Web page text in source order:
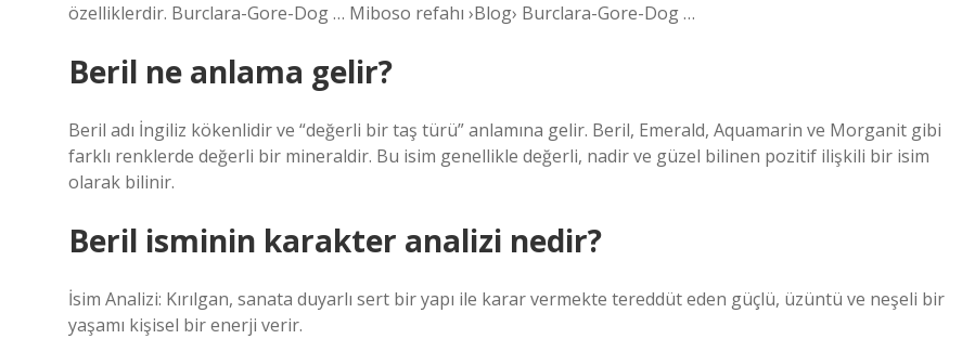
özelliklerdir. Burclara-Gore-Dog … Miboso refahı ›Blog› Burclara-Gore-Dog …
Beril ne anlama gelir?
Beril adı İngiliz kökenlidir ve “değerli bir taş türü” anlamına gelir. Beril, Emerald, Aquamarin ve Morganit gibi
farklı renklerde değerli bir mineraldir. Bu isim genellikle değerli, nadir ve güzel bilinen pozitif ilişkili bir isim
olarak bilinir.
Beril isminin karakter analizi nedir?
İsim Analizi: Kırılgan, sanata duyarlı sert bir yapı ile karar vermekte tereddüt eden güçlü, üzüntü ve neşeli bir
yaşamı kişisel bir enerji verir.